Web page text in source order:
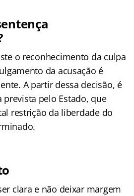
o reconhecimento da culpa
da acusação é
A partir dessa decisão, é
pelo Estado, que
restrição da liberdade do
clara e não deixar margem